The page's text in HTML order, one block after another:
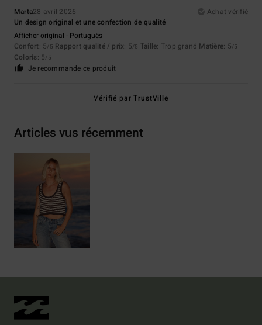
Marta28 avril 2026
Achat vérifié
Un design original et une confection de qualité
Afficher original - Português
Confort: 5/5 Rapport qualité / prix: 5/5 Taille: Trop grand Matière: 5/5
Coloris: 5/5
Je recommande ce produit
Vérifié parTrustVille
Articles vus récemment